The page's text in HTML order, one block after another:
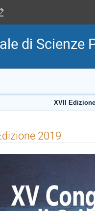
di Scienze
XVII
2019